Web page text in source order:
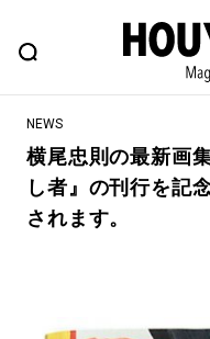
FEATURE
ヒップなファッション、
#注目のタグ
NEWS
横尾忠則の最新画
し者』の刊行を記
されます。